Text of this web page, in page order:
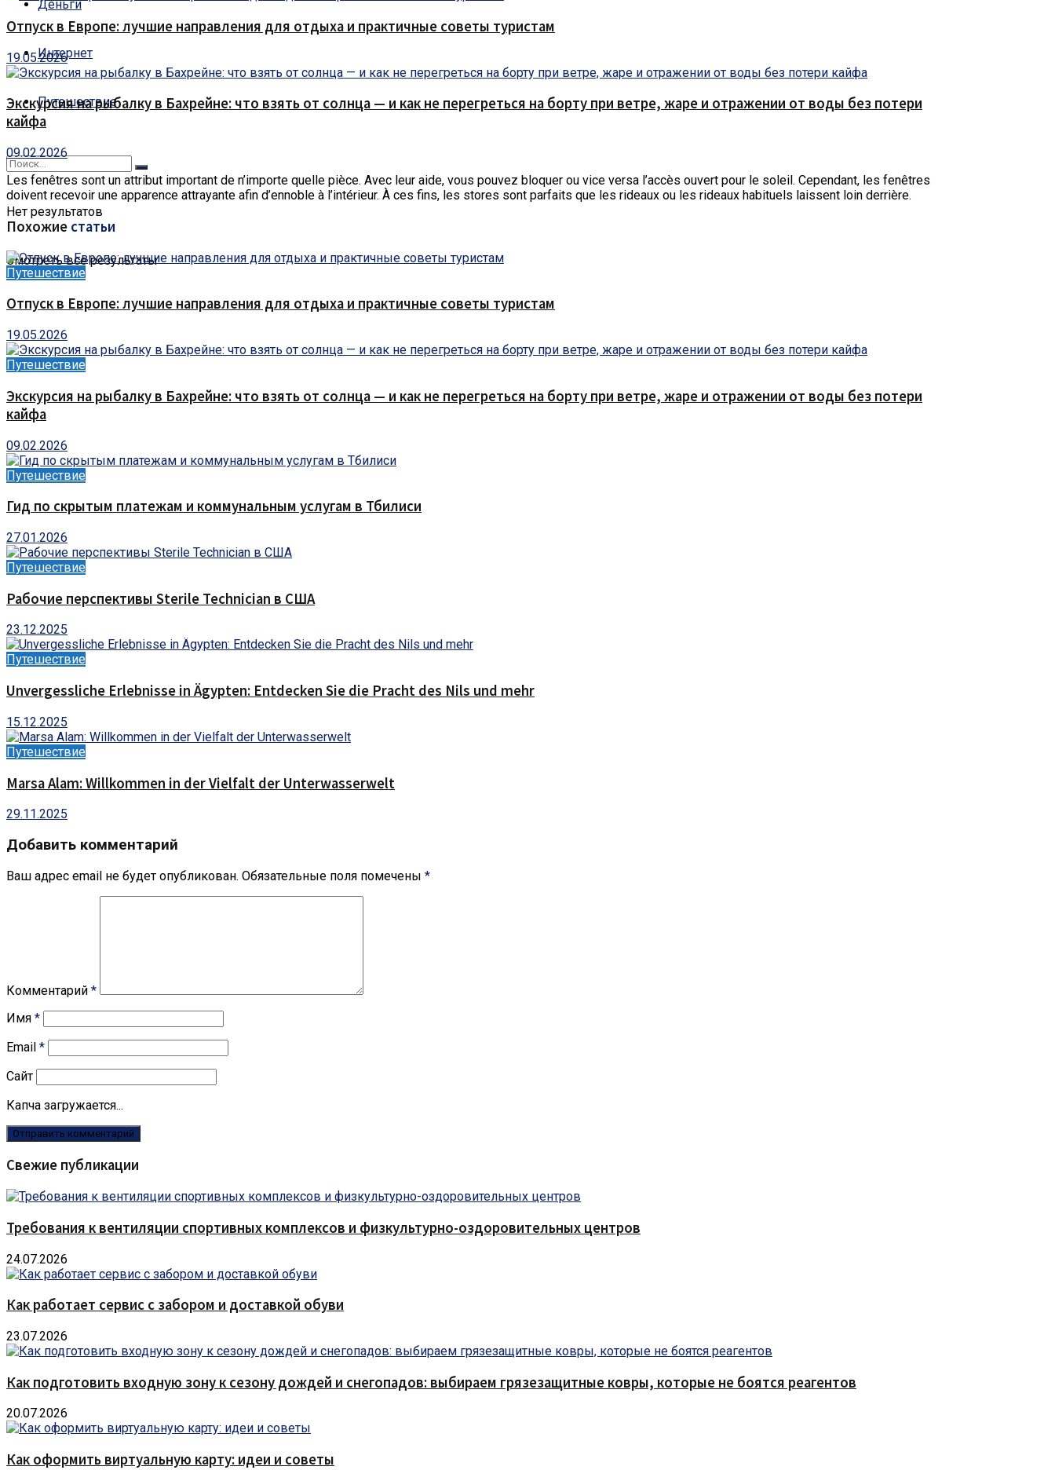
Деньги
Интернет
Путешествие
Нет результатов
Смотреть все результаты
Отпуск в Европе: лучшие направления для отдыха и практичные советы туристам
19.05.2026
Экскурсия на рыбалку в Бахрейне: что взять от солнца — и как не перегреться на борту при ветре, жаре и отражении от воды без потери
кайфа
09.02.2026
Les fenêtres sont un attribut important de n’importe quelle pièce. Avec leur aide, vous pouvez bloquer ou vice versa l’accès ouvert pour le soleil. Cependant, les fenêtres
doivent recevoir une apparence attrayante afin d’ennoble à l’intérieur. À ces fins, les stores sont parfaits que les rideaux ou les rideaux habituels laissent loin derrière.
Похожие статьи
Путешествие
Отпуск в Европе: лучшие направления для отдыха и практичные советы туристам
19.05.2026
Путешествие
Экскурсия на рыбалку в Бахрейне: что взять от солнца — и как не перегреться на борту при ветре, жаре и отражении от воды без потери
кайфа
09.02.2026
Путешествие
Гид по скрытым платежам и коммунальным услугам в Тбилиси
27.01.2026
Путешествие
Рабочие перспективы Sterile Technician в США
23.12.2025
Путешествие
Unvergessliche Erlebnisse in Ägypten: Entdecken Sie die Pracht des Nils und mehr
15.12.2025
Путешествие
Marsa Alam: Willkommen in der Vielfalt der Unterwasserwelt
29.11.2025
Добавить комментарий
Ваш адрес email не будет опубликован. Обязательные поля помечены *
Комментарий *
Имя *
Email *
Сайт
Капча загружается...
Свежие публикации
Требования к вентиляции спортивных комплексов и физкультурно-оздоровительных центров
24.07.2026
Как работает сервис с забором и доставкой обуви
23.07.2026
Как подготовить входную зону к сезону дождей и снегопадов: выбираем грязезащитные ковры, которые не боятся реагентов
20.07.2026
Как оформить виртуальную карту: идеи и советы